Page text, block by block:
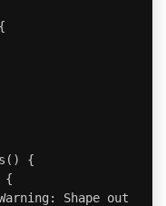
{
{
Shape out of